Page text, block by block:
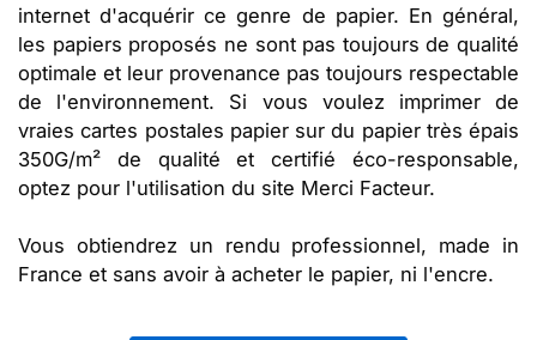
internet d'acquérir ce genre de papier. En général,
les papiers proposés ne sont pas toujours de qualité
optimale et leur provenance pas toujours respectable
de l'environnement. Si vous voulez imprimer de
vraies cartes postales papier sur du papier très épais
350G/m² de qualité et certifié éco-responsable,
optez pour l'utilisation du site Merci Facteur.
Vous obtiendrez un rendu professionnel, made in
France et sans avoir à acheter le papier, ni l'encre.